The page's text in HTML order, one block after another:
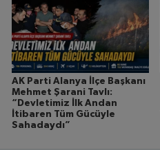
AK Parti Alanya İlçe Başkanı
Mehmet Şarani Tavlı:
“Devletimiz İlk Andan
İtibaren Tüm Gücüyle
Sahadaydı”